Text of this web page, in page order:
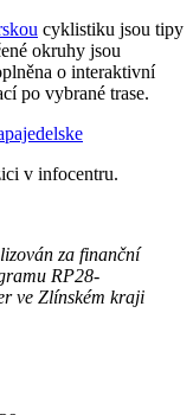
cyklistiku jsou tipy
okruhy jsou
o interaktivní
po vybrané trase.
v infocentru.
za finanční
RP28-
ve Zlínském kraji